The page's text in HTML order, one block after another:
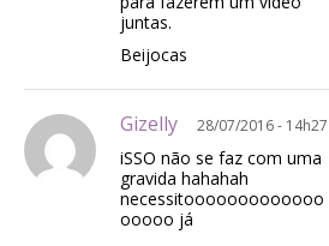
juntas.
Beijocas
Gizelly 28/07/2016 - 14h27
iSSO não se faz com uma
gravida hahahah
necessitooooooooooooo
ooooo já